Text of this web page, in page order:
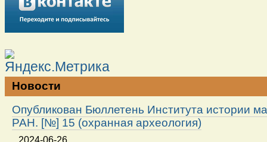
Новости
Опубликован Бюллетень Института истории
РАН. [№] 15 (охранная археология)
2024-06-26